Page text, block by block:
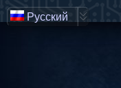
Русский